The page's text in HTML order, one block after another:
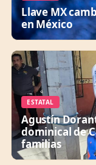
Llave MX
en México
ESTATAL
Agustín
dominical de
familias